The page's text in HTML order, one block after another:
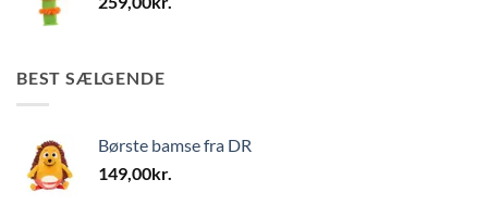
BEST SÆLGENDE
Børste bamse fra DR
149,00kr.